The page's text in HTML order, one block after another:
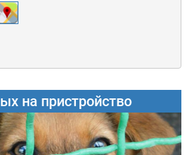
на пристройство